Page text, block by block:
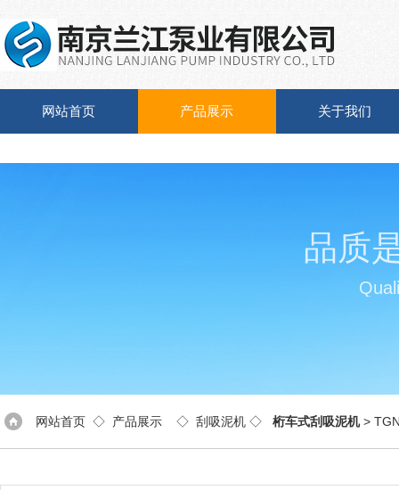
网站首页 产品展示 关于我们
品质
网站首页 ◇ 产品展示 ◇ 刮吸泥机 ◇ 桁车式刮吸泥机>